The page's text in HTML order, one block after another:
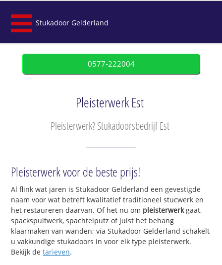
Stukadoor Gelderland
0577-222004
Pleisterwerk Est
Pleisterwerk? Stukadoorsbedrijf Est
Pleisterwerk voor de beste prijs!
Al flink wat jaren is Stukadoor Gelderland een gevestigde
naam voor wat betreft kwalitatief traditioneel stucwerk en
het restaureren daarvan. Of het nu om pleisterwerkgaat,
spackspuitwerk, spachtelputz of juist het behang
klaarmaken van wanden; via Stukadoor Gelderland schakelt
u vakkundige stukadoors in voor elk type pleisterwerk.
Bekijk detarieven.